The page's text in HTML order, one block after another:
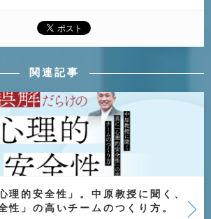
関連記事
理的安全性」。中原教授に聞く、
性」の高いチームのつくり方。